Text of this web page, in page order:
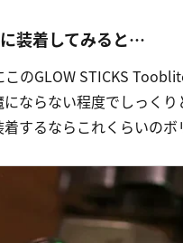
装着してみると…
このGLOW STICKS
にならない程度でしっく
するならこれくらいの